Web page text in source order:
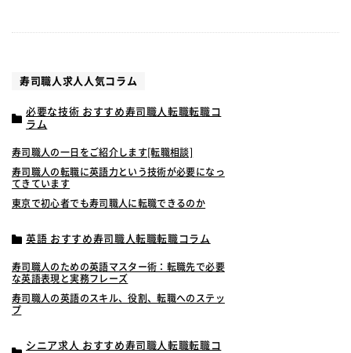
寿司職人求人人気コラム
必要な技術 おすすめ寿司職人転職転職コ
ラム
寿司職人の一日をご紹介します[転職相談]
寿司職人の転職に英語力という技術が必要になっ
てきています
東京で初心者でも寿司職人に転職できるのか
英語 おすすめ寿司職人転職転職コラム
寿司職人のための英語マスター術：転職先で必要
な英語表現と実務フレーズ
寿司職人の英語のスキル、役割、転職へのステッ
プ
シニア求人 おすすめ寿司職人転職転職コ